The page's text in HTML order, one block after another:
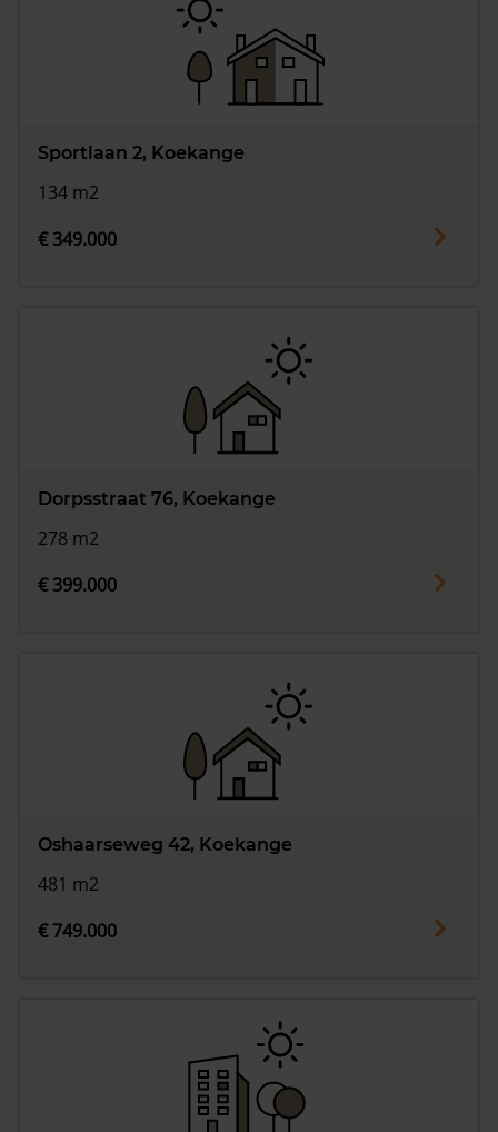
Sportlaan 2, Koekange
134 m2
€ 349.000
Dorpsstraat 76, Koekange
278 m2
€ 399.000
Oshaarseweg 42, Koekange
481 m2
€ 749.000